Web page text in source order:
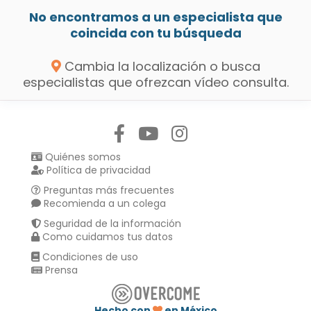
No encontramos a un especialista que
coincida con tu búsqueda
Cambia la localización o busca
especialistas que ofrezcan vídeo consulta.
Quiénes somos
Política de privacidad
Preguntas más frecuentes
Recomienda a un colega
Seguridad de la información
Como cuidamos tus datos
Condiciones de uso
Prensa